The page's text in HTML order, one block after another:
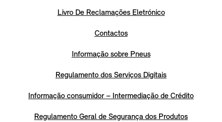
Livro De Reclamações Eletrónico
Contactos
Informação sobre Pneus
Regulamento dos Serviços Digitais
Informação consumidor – Intermediação de Crédito
Regulamento Geral de Segurança dos Produtos